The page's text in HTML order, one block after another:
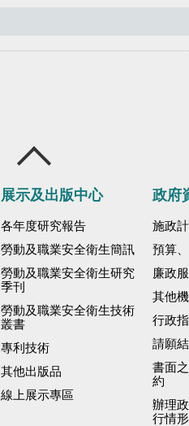
展示及出版中心
各年度研究報告
勞動及職業安全衛生簡訊
勞動及職業安全衛生研究
季刊
勞動及職業安全衛生技術
叢書
專利技術
其他出版品
線上展示專區
政府
施政
預算
廉政
其他
行政
請願
書面
約
辦理
行情形